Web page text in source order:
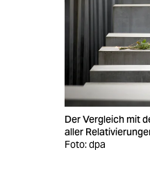
veranstaltungen
Der Vergleich mit
aller
Foto: dpa